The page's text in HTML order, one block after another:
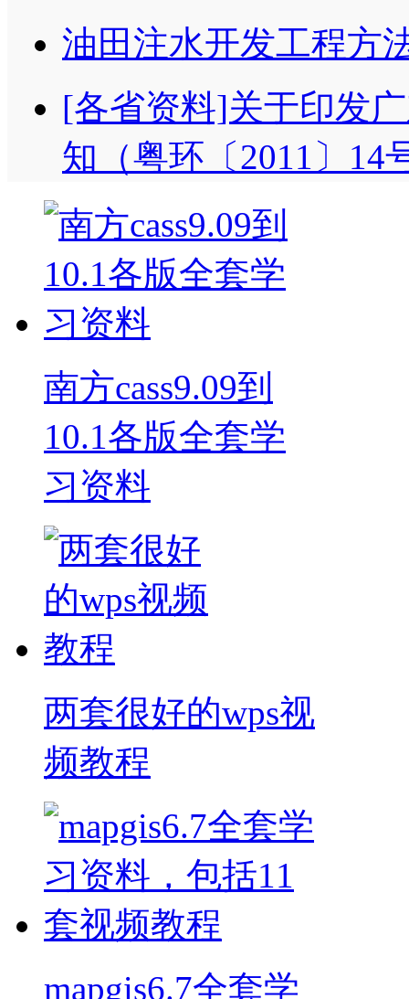
油田注水开发工程方
[各省资料]关于印发
知（粤环〔2011〕14
南方cass9.09到
10.1各版全套学
习资料
两套很好的wps视
频教程
mapgis6.7全套学